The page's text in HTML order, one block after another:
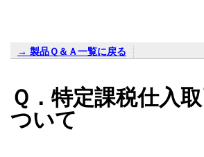
→ 製品Ｑ＆Ａ一覧に戻る
Ｑ．特定課税仕入
ついて